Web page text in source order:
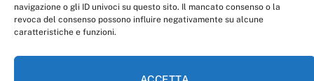
navigazione o gli ID univoci su questo sito. Il mancato consenso o la
revoca del consenso possono influire negativamente su alcune
caratteristiche e funzioni.